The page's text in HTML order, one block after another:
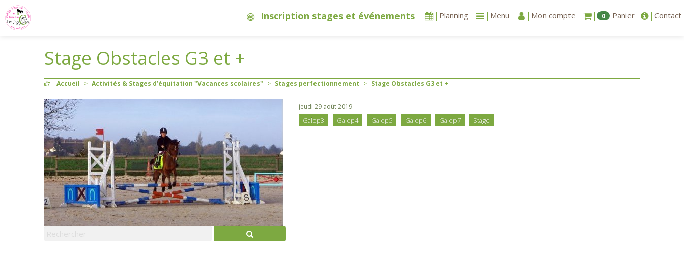
Inscription stages et événements Planning Menu Mon compte 0 Panier Contact
Stage Obstacles G3 et +
Accueil > Activités & Stages d’équitation "Vacances scolaires" > Stages perfectionnement > Stage Obstacles G3 et +
jeudi 29 août 2019
Galop3 Galop4 Galop5 Galop6 Galop7 Stage